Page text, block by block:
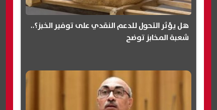
هل يؤثر التحول للدعم النقدي على توفير الخبز؟..
شعبة المخابز توضح